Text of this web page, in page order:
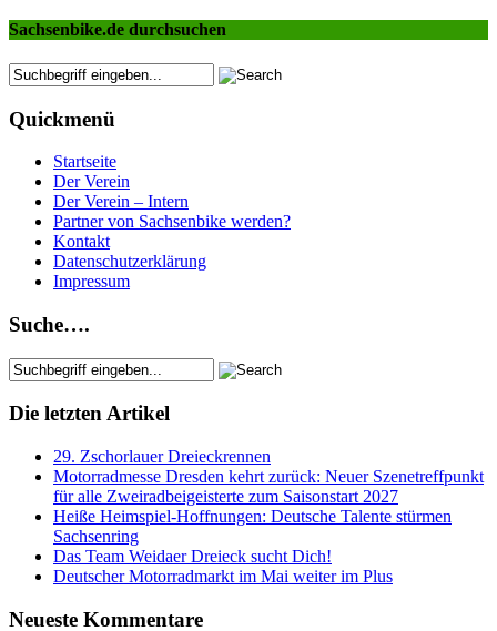
Sachsenbike.de durchsuchen
Quickmenü
Startseite
Der Verein
Der Verein – Intern
Partner von Sachsenbike werden?
Kontakt
Datenschutzerklärung
Impressum
Suche….
Die letzten Artikel
29. Zschorlauer Dreieckrennen
Motorradmesse Dresden kehrt zurück: Neuer Szenetreffpunkt
für alle Zweiradbeigeisterte zum Saisonstart 2027
Heiße Heimspiel-Hoffnungen: Deutsche Talente stürmen
Sachsenring
Das Team Weidaer Dreieck sucht Dich!
Deutscher Motorradmarkt im Mai weiter im Plus
Neueste Kommentare